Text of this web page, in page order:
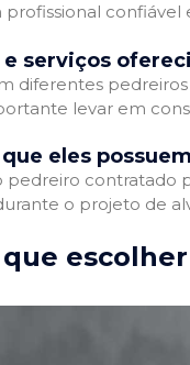
e serviços
diferentes
levar em
eles
contratado
o projeto de